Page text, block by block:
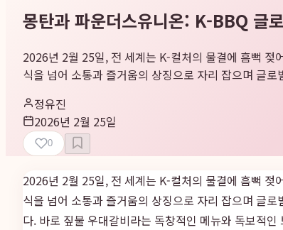
몽탄과 파운더스유니온: K-BBQ 글
2026년 2월 25일, 전 세계는 K-컬처의 물결에 흠뻑 젖
식을 넘어 소통과 즐거움의 상징으로 자리 잡으며 글
정유진
2026년 2월 25일
0
2026년 2월 25일, 전 세계는 K-컬처의 물결에 흠뻑 젖
식을 넘어 소통과 즐거움의 상징으로 자리 잡으며 글
다. 바로 짚불 우대갈비라는 독창적인 메뉴와 독보적